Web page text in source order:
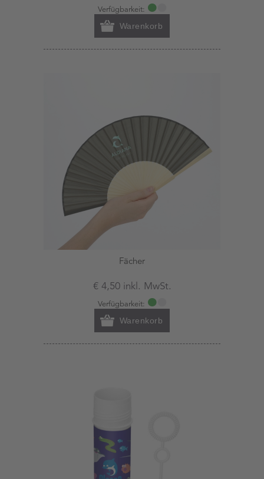
Verfügbarkeit:
Warenkorb
Fächer
€ 4,50 inkl. MwSt.
Verfügbarkeit:
Warenkorb